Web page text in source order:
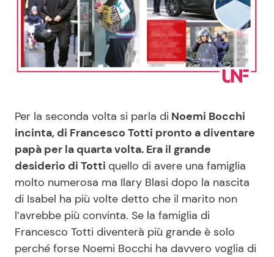
Benessere
Casa
Mondo Mamma
News benessere
Salute
Viaggi e Turismo
Cucina e Ricette
Consigli di Cucina
Le Ricette in TV
Primi Piatti
Ricette Facili e Veloci
Ricette Feste
Per la seconda volta si parla di Noemi Bocchi
incinta, di Francesco Totti pronto a diventare
papà per la quarta volta. Era il grande
desiderio di Totti quello di avere una famiglia
molto numerosa ma Ilary Blasi dopo la nascita
di Isabel ha più volte detto che il marito non
l’avrebbe più convinta. Se la famiglia di
Francesco Totti diventerà più grande è solo
perché forse Noemi Bocchi ha davvero voglia di